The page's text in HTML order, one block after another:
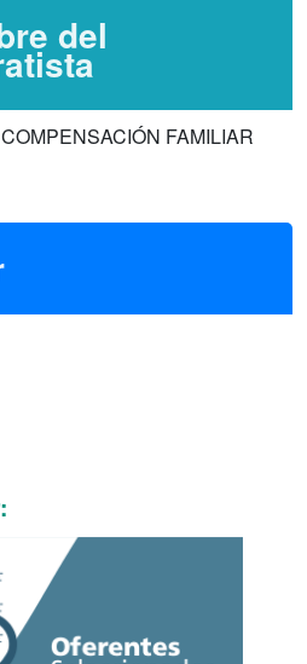
del
FAMILIAR